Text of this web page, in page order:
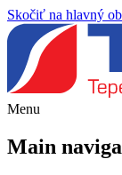
Skočiť na hlavný
Menu
Main